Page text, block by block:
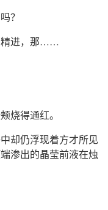
？
精进，那……
烧得通红。
却仍浮现着方才所见
渗出的晶莹前液在烛